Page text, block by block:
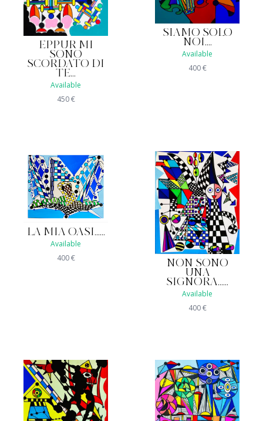
EPPUR MI
SONO
SCORDATO DI
TE...
Available
450€
SIAMO SOLO
NOI....
Available
400€
LA MIA OASI......
Available
400€
NON SONO
UNA
SIGNORA......
Available
400€